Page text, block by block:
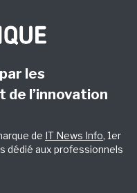
les
de l’innovation
de IT News Info, 1er
dédié aux professionnels